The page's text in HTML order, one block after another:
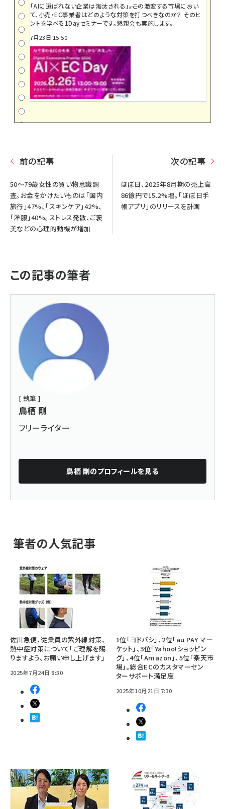
「AIに選ばれない企業は淘汰される」――。この激変する市場におい
て、小売・EC事業者はどのような対策を打つべきなのか？ そのヒ
ントを学べる1Dayセミナーです。懇親会も実施します。
7月23日 15:50
前の記事
50～79歳女性の買い物意識調
査。お金をかけたいものは「国内
旅行」47%、「スキンケア」42%、
「洋服」40%。ストレス発散、ご褒
美などの心理的動機が増加
次の記事
ほぼ日、2025年8月期の売上高
86億円で15.2%増。「ほぼ日手
帳アプリ」のリリースを計画
この記事の筆者
[ 執筆 ]
鳥栖 剛
フリーライター
鳥栖 剛のプロフィールを見る
筆者の人気記事
佐川急便、従業員の紫外線対策、
熱中症対策について「ご理解を賜
りますよう、お願い申し上げます」
2025年7月24日 8:30
1位「ヨドバシ」、2位「au PAY マー
ケット」、3位「Yahoo!ショッピン
グ」、4位「Amazon」、5位「楽天市
場」。総合ECのカスタマーセン
ターサポート満足度
2025年10月21日 7:30